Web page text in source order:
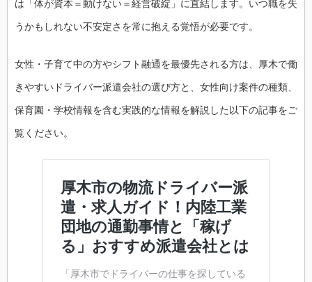
は「体が資本＝動けない＝経営破綻」に直結します。いつ職を失
うかもしれない不安定さを常に抱える覚悟が必要です。
女性・子育て中の方やシフト融通を最優先される方は、厚木で働
きやすいドライバー派遣会社の選び方と、女性向け案件の種類、
保育園・学校情報を含む実践的な情報を解説した以下の記事をご
覧ください。